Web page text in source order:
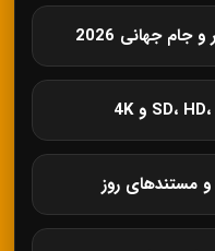
جهانی 2026
و مستندهای روز